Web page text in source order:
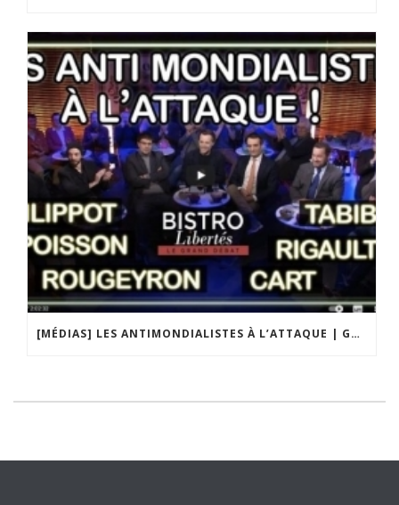
[MÉDIAS] LES ANTIMONDIALISTES À L’ATTAQUE | GRAND DÉBAT DE BRISTO LIBERTÉS